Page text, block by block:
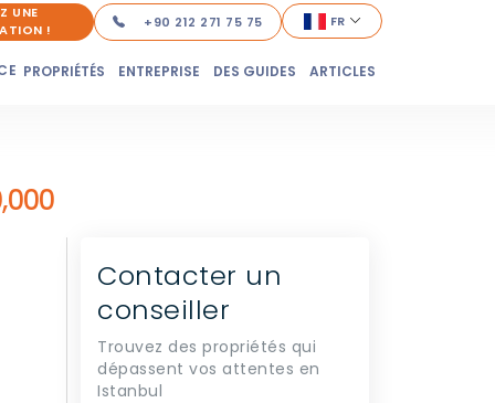
UNE
!
+90 212 271 75 75 FR
PROPRIÉTÉS ENTREPRISE DES GUIDES ARTICLES
Contacter un
conseiller
Trouvez des propriétés qui
dépassent vos attentes en
Istanbul